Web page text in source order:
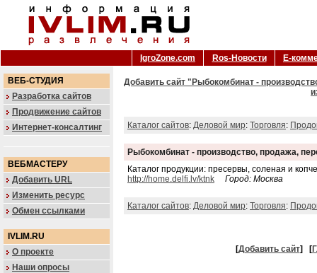
IgroZone.com Ros-Новости Е-
ВЕБ-СТУДИЯ
Разработка сайтов
Продвижение сайтов
Интернет-консалтинг
ВЕБМАСТЕРУ
Добавить URL
Изменить ресурс
Обмен ссылками
IVLIM.RU
О проекте
Наши опросы
Добавить сайт "Рыбокомбинат -
Каталог сайтов: Деловой мир: Торговля:
Рыбокомбинат - производство, продажа,
Каталог продукции: пресервы, соленая и
http://home.delfi.lv/ktnk
Город: Москва
Каталог сайтов: Деловой мир: Торговля:
[Добавить сайт] [